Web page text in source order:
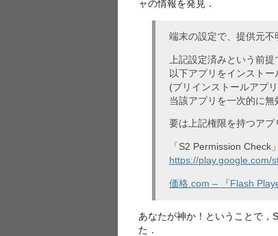
ャの情報を発見．
端末の設定で、提供元
上記設定済みという前提
以下アプリをインストー
(プリインストールアプ
当該アプリを一次的に無
要は上記権限を持つアプ
「S2 Permission Check」
https://play.google.com/
価格.com – 『Flash
あなたが神か！ということで，
た．